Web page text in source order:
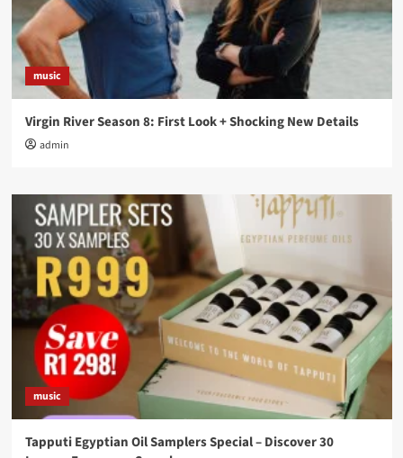
music
Virgin River Season 8: First Look + Shocking New Details
admin
music
Tapputi Egyptian Oil Samplers Special – Discover 30